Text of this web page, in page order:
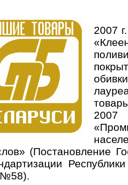
2007
(Постановление
№58).